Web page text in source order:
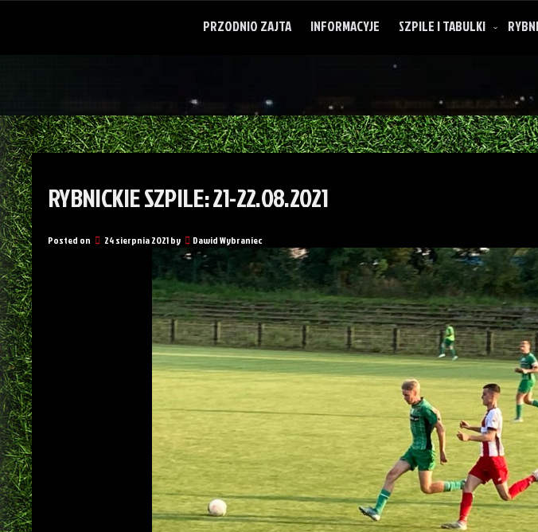
PRZODNIO ZAJTA INFORMACYJE SZPILE I TABULKI
O rybnickich
RYBNICKIE SZPILE: 21-22.08.2021
Posted on 24 sierpnia 2021by Dawid Wybraniec